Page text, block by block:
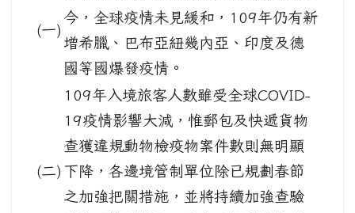
(一)
今，全球疫情未見緩和，109年仍有新
增希臘、巴布亞紐幾內亞、印度及德
國等國爆發疫情。
(二)
109年入境旅客人數雖受全球COVID-
19疫情影響大減，惟郵包及快遞貨物
查獲違規動物檢疫物案件數則無明顯
下降，各邊境管制單位除已規劃春節
之加強把關措施，並將持續加強查驗